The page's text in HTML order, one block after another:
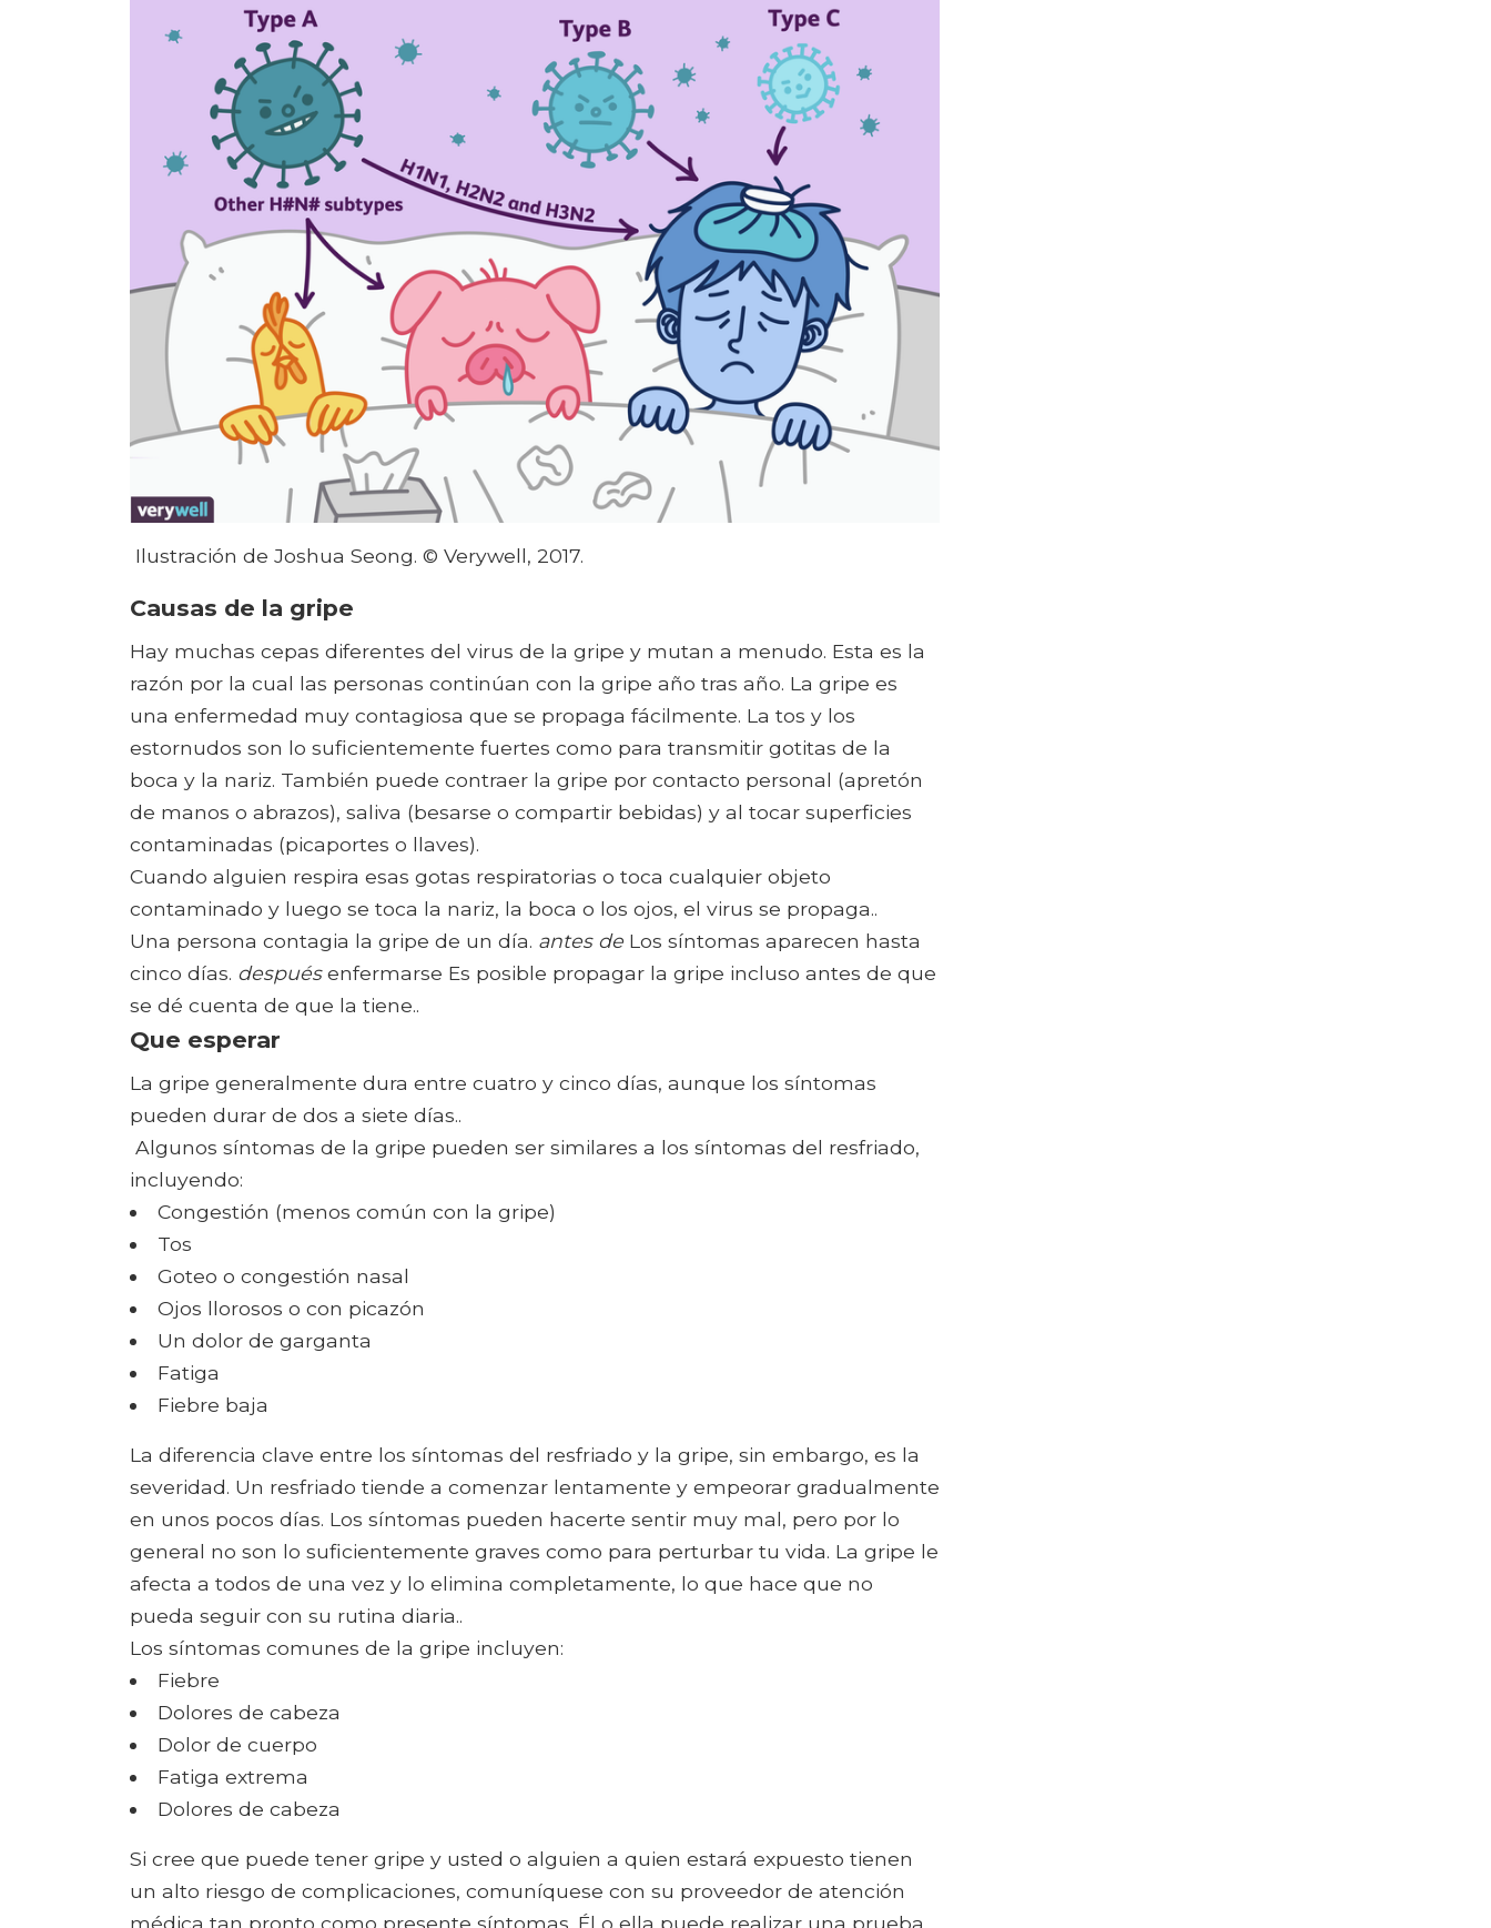
Ilustración de Joshua Seong. © Verywell, 2017.
Causas de la gripe
Hay muchas cepas diferentes del virus de la gripe y mutan a menudo. Esta es la
razón por la cual las personas continúan con la gripe año tras año. La gripe es
una enfermedad muy contagiosa que se propaga fácilmente. La tos y los
estornudos son lo suficientemente fuertes como para transmitir gotitas de la
boca y la nariz. También puede contraer la gripe por contacto personal (apretón
de manos o abrazos), saliva (besarse o compartir bebidas) y al tocar superficies
contaminadas (picaportes o llaves).
Cuando alguien respira esas gotas respiratorias o toca cualquier objeto
contaminado y luego se toca la nariz, la boca o los ojos, el virus se propaga..
Una persona contagia la gripe de un día. antes de Los síntomas aparecen hasta
cinco días. despuésenfermarse Es posible propagar la gripe incluso antes de que
se dé cuenta de que la tiene..
Que esperar
La gripe generalmente dura entre cuatro y cinco días, aunque los síntomas
pueden durar de dos a siete días..
Algunos síntomas de la gripe pueden ser similares a los síntomas del resfriado,
incluyendo:
Congestión (menos común con la gripe)
Tos
Goteo o congestión nasal
Ojos llorosos o con picazón
Un dolor de garganta
Fatiga
Fiebre baja
La diferencia clave entre los síntomas del resfriado y la gripe, sin embargo, es la
severidad. Un resfriado tiende a comenzar lentamente y empeorar gradualmente
en unos pocos días. Los síntomas pueden hacerte sentir muy mal, pero por lo
general no son lo suficientemente graves como para perturbar tu vida. La gripe le
afecta a todos de una vez y lo elimina completamente, lo que hace que no
pueda seguir con su rutina diaria..
Los síntomas comunes de la gripe incluyen:
Fiebre
Dolores de cabeza
Dolor de cuerpo
Fatiga extrema
Dolores de cabeza
Si cree que puede tener gripe y usted o alguien a quien estará expuesto tienen
un alto riesgo de complicaciones, comuníquese con su proveedor de atención
médica tan pronto como presente síntomas. Él o ella puede realizar una prueba